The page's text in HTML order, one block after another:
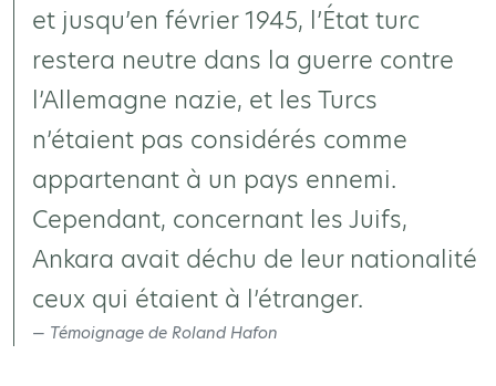
et jusqu’en février 1945, l’État turc
restera neutre dans la guerre contre
l’Allemagne nazie, et les Turcs
n’étaient pas considérés comme
appartenant à un pays ennemi.
Cependant, concernant les Juifs,
Ankara avait déchu de leur nationalité
ceux qui étaient à l’étranger.
Témoignage de Roland Hafon